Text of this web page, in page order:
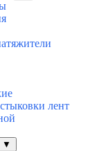
лент
▼